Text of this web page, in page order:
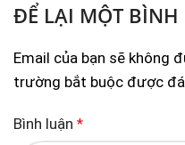
ĐỂ LẠI MỘT BÌNH
Email của bạn sẽ không
trường bắt buộc được
Bình luận *